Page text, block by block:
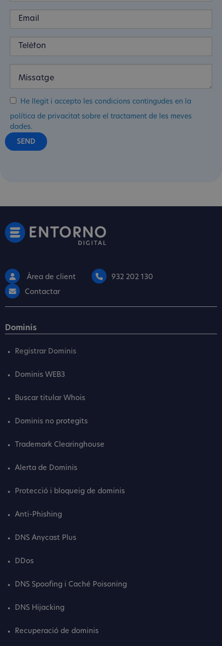
He llegit i accepto les condicions contingudes en la
política de privacitat sobre el tractament de les meves
dades.
Àrea de client
932 202 130
Contactar
Dominis
Registrar Dominis
Dominis WEB3
Buscar titular Whois
Dominis no protegits
Trademark Clearinghouse
Alerta de Dominis
Protecció i bloqueig de dominis
Anti-Phishing
DNS Anycast Plus
DDos
DNS Spoofing i Caché Poisoning
DNS Hijacking
Recuperació de dominis